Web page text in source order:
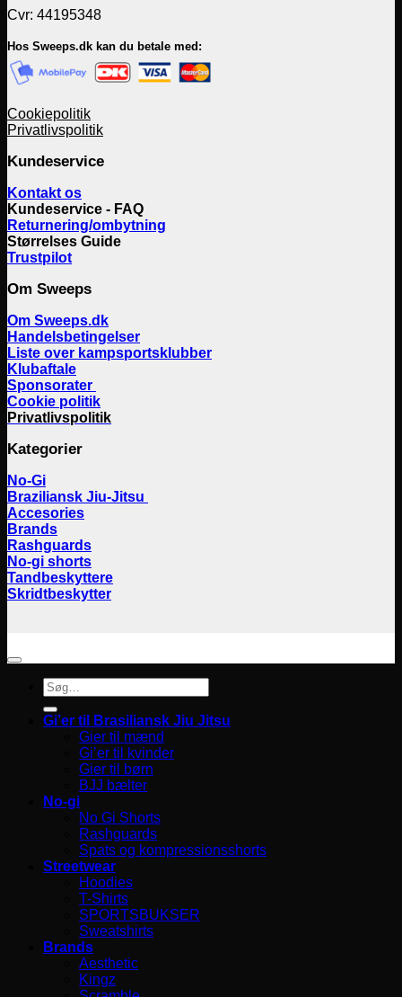
Cvr: 44195348
Hos Sweeps.dk kan du betale med:
Cookiepolitik
Privatlivspolitik
Kundeservice
Kontakt os
Kundeservice - FAQ
Returnering/ombytning
Størrelses Guide
Trustpilot
Om Sweeps
Om Sweeps.dk
Handelsbetingelser
Liste over kampsportsklubber
Klubaftale
Sponsorater
Cookie politik
Privatlivspolitik
Kategorier
No-Gi
Braziliansk Jiu-Jitsu
Accesories
Brands
Rashguards
No-gi shorts
Tandbeskyttere
Skridtbeskytter
Søg
efter:
Gi’er til Brasiliansk Jiu Jitsu
Gier til mænd
Gi’er til kvinder
Gier til børn
BJJ bælter
No-gi
No Gi Shorts
Rashguards
Spats og kompressionsshorts
Streetwear
Hoodies
T-Shirts
SPORTSBUKSER
Sweatshirts
Brands
Aesthetic
Kingz